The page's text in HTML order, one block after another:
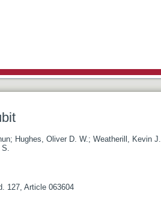
; Hughes, Oliver D. W.; Weatherill, Kevin J.
S.
127, Article 063604